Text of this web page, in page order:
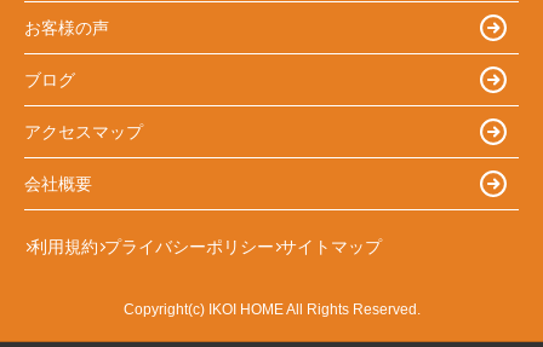
お客様の声
ブログ
アクセスマップ
会社概要
利用規約 プライバシーポリシー サイトマップ
Copyright(c) IKOI HOME All Rights Reserved.